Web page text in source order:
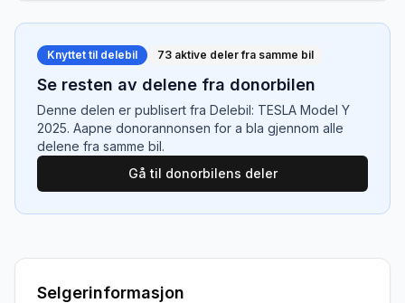
Knyttet til delebil 73 aktive deler fra samme bil
Se resten av delene fra donorbilen
Denne delen er publisert fra Delebil: TESLA Model Y
2025. Aapne donorannonsen for a bla gjennom alle
delene fra samme bil.
Gå til donorbilens deler
Selgerinformasjon